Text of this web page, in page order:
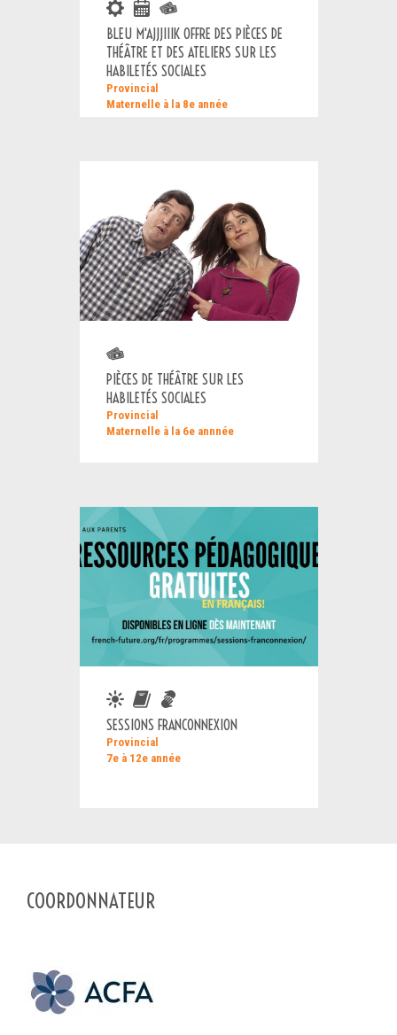
BLEU M'AJJJIIIK OFFRE DES PIÈCES DE
THÉÂTRE ET DES ATELIERS SUR LES
HABILETÉS SOCIALES
Provincial
Maternelle à la 8e année
PIÈCES DE THÉÂTRE SUR LES
HABILETÉS SOCIALES
Provincial
Maternelle à la 6e annnée
SESSIONS FRANCONNEXION
Provincial
7e à 12e année
COORDONNATEUR